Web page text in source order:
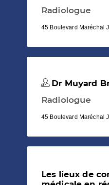
Radiologue
45 Boulevard Maréchal
Dr Muyard
Radiologue
45 Boulevard Maréchal
Les lieux de